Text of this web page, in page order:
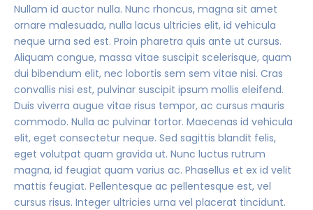
Nullam id auctor nulla. Nunc rhoncus, magna sit amet
ornare malesuada, nulla lacus ultricies elit, id vehicula
neque urna sed est. Proin pharetra quis ante ut cursus.
Aliquam congue, massa vitae suscipit scelerisque, quam
dui bibendum elit, nec lobortis sem sem vitae nisi. Cras
convallis nisi est, pulvinar suscipit ipsum mollis eleifend.
Duis viverra augue vitae risus tempor, ac cursus mauris
commodo. Nulla ac pulvinar tortor. Maecenas id vehicula
elit, eget consectetur neque. Sed sagittis blandit felis,
eget volutpat quam gravida ut. Nunc luctus rutrum
magna, id feugiat quam varius ac. Phasellus et ex id velit
mattis feugiat. Pellentesque ac pellentesque est, vel
cursus risus. Integer ultricies urna vel placerat tincidunt.